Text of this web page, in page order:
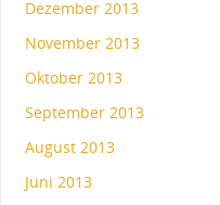
Dezember 2013
November 2013
Oktober 2013
September 2013
August 2013
Juni 2013